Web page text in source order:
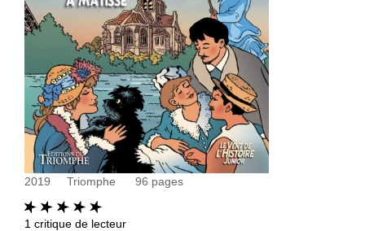
2019 Triomphe 96 pages
1 critique de lecteur